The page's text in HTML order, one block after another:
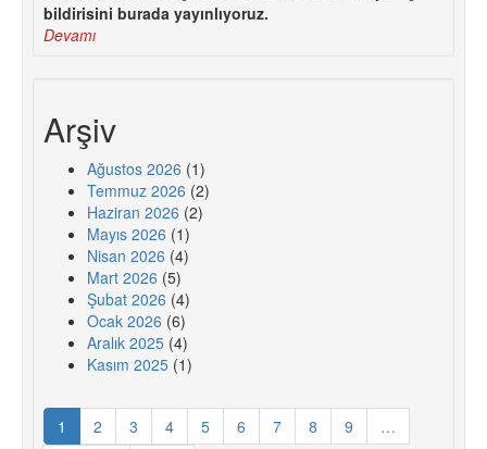
bildirisini burada yayınlıyoruz.
Devamı
Arşiv
Ağustos 2026 (1)
Temmuz 2026 (2)
Haziran 2026 (2)
Mayıs 2026 (1)
Nisan 2026 (4)
Mart 2026 (5)
Şubat 2026 (4)
Ocak 2026 (6)
Aralık 2025 (4)
Kasım 2025 (1)
1 2 3 4 5 6 7 8 9
…